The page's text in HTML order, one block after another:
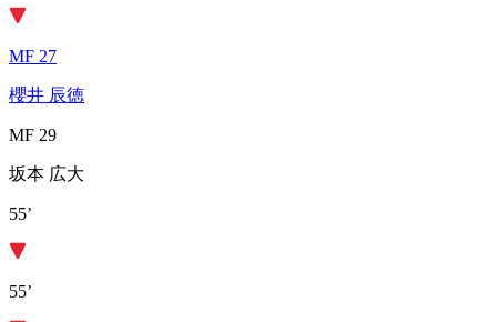
MF 27
櫻井 辰徳
MF 29
坂本 広大
55’
55’